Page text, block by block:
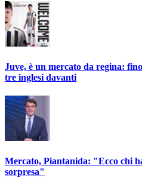
Juve, è un mercato da regina:
tre inglesi davanti
Mercato, Piantanida: "Ecco chi
sorpresa"